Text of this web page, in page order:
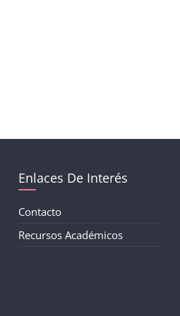
Enlaces De Interés
Contacto
Recursos Académicos